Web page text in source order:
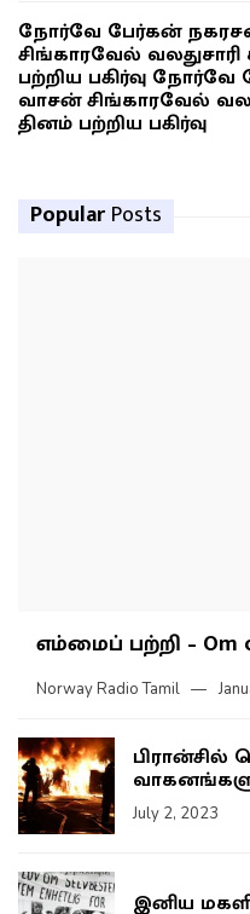
நோர்வே பேர்கன்
சிங்காரவேல்
பற்றிய பகிர்வு
வாசன் சிங்காரவேல்
தினம் பற்றிய பகிர்வு
Popular Posts
எம்மைப் பற்றி – Om
Norway Radio Tamil
பிரான்சில்
July 2, 2023
இனிய